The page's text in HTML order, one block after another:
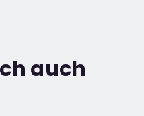
auch